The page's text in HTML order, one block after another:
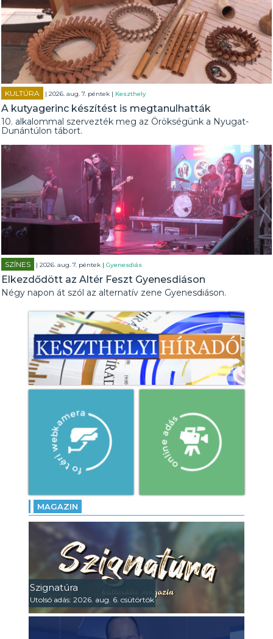
KULTÚRA | 2026. aug. 7. péntek | Keszthely
A kutyagerinc készítést is megtanulhatták
10. alkalommal szervezték meg az Örökségünk a Nyugat-
Dunántúlon tábort.
SZÍNES | 2026. aug. 7. péntek |Gyenesdiás
Elkezdődött az Altér Feszt Gyenesdiáson
Négy napon át szól az alternatív zene Gyenesdiáson.
MAGAZIN
Szignatúra
Utolsó adás: 2026. aug. 6. csütörtök